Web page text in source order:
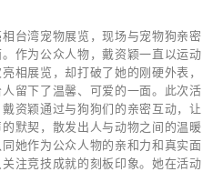
台湾宠物展览，现场与宠物狗亲密
作为公众人物，戴资颖一直以运动
相展览，却打破了她的刚硬外表，
留下了温馨、可爱的一面。此次活
资颖通过与狗狗们的亲密互动，让
默契，散发出人与动物之间的温暖
她作为公众人物的亲和力和真实面
注竞技成就的刻板印象。她在活动